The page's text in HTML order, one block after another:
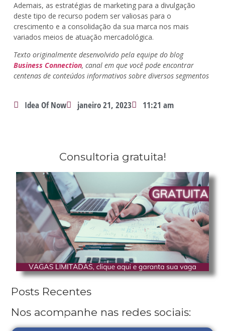
Ademais, as estratégias de marketing para a divulgação
deste tipo de recurso podem ser valiosas para o
crescimento e a consolidação da sua marca nos mais
variados meios de atuação mercadológica.
Texto originalmente desenvolvido pela equipe do blog
Business Connection, canal em que você pode encontrar
centenas de conteúdos informativos sobre diversos segmentos
Idea Of Now janeiro 21, 2023 11:21 am
Consultoria gratuita!
Posts Recentes
Nos acompanhe nas redes sociais: